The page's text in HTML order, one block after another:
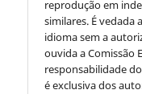
reprodução em
similares. É
idioma sem a
ouvida a Comissão
responsabilidade
é exclusiva dos